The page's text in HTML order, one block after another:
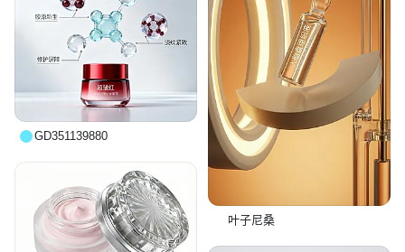
叶子尼桑
GD351139880